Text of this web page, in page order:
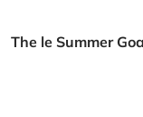
The le Summer